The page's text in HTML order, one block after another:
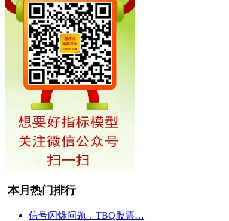
本月热门排行
信号闪烁问题，TBQ股票…